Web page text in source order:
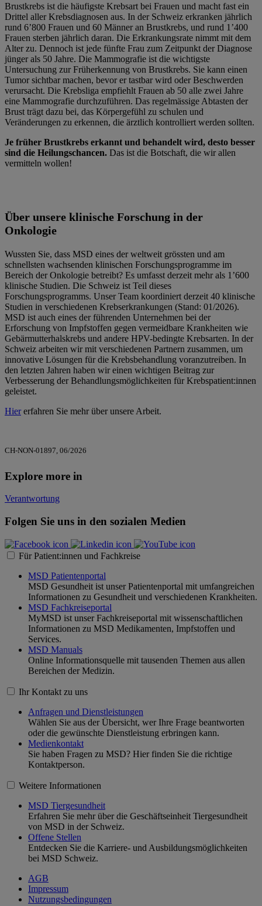
Brustkrebs ist die häufigste Krebsart bei Frauen und macht fast ein
Drittel aller Krebsdiagnosen aus. In der Schweiz erkranken jährlich
rund 6’800 Frauen und 60 Männer an Brustkrebs, und rund 1’400
Frauen sterben jährlich daran. Die Erkrankungsrate nimmt mit dem
Alter zu. Dennoch ist jede fünfte Frau zum Zeitpunkt der Diagnose
jünger als 50 Jahre. Die Mammografie ist die wichtigste
Untersuchung zur Früherkennung von Brustkrebs. Sie kann einen
Tumor sichtbar machen, bevor er tastbar wird oder Beschwerden
verursacht. Die Krebsliga empfiehlt Frauen ab 50 alle zwei Jahre
eine Mammografie durchzuführen. Das regelmässige Abtasten der
Brust trägt dazu bei, das Körpergefühl zu schulen und
Veränderungen zu erkennen, die ärztlich kontrolliert werden sollten.
Je früher Brustkrebs erkannt und behandelt wird, desto besser
sind die Heilungschancen. Das ist die Botschaft, die wir allen
vermitteln wollen!
Über unsere klinische Forschung in der
Onkologie
Wussten Sie, dass MSD eines der weltweit grössten und am
schnellsten wachsenden klinischen Forschungsprogramme im
Bereich der Onkologie betreibt? Es umfasst derzeit mehr als 1’600
klinische Studien. Die Schweiz ist Teil dieses
Forschungsprogramms. Unser Team koordiniert derzeit 40 klinische
Studien in verschiedenen Krebserkrankungen (Stand: 01/2026).
MSD ist auch eines der führenden Unternehmen bei der
Erforschung von Impfstoffen gegen vermeidbare Krankheiten wie
Gebärmutterhalskrebs und andere HPV-bedingte Krebsarten. In der
Schweiz arbeiten wir mit verschiedenen Partnern zusammen, um
innovative Lösungen für die Krebsbehandlung voranzutreiben. In
den letzten Jahren haben wir einen wichtigen Beitrag zur
Verbesserung der Behandlungsmöglichkeiten für Krebspatient:innen
geleistet.
Hiererfahren Sie mehr über unsere Arbeit.
CH-NON-01897, 06/2026
Explore more in
Verantwortung
Folgen Sie uns in den sozialen Medien
Für Patient:innen und Fachkreise
MSD Patientenportal
MSD Gesundheit ist unser Patientenportal mit umfangreichen
Informationen zu Gesundheit und verschiedenen Krankheiten.
MSD Fachkreiseportal
MyMSD ist unser Fachkreiseportal mit wissenschaftlichen
Informationen zu MSD Medikamenten, Impfstoffen und
Services.
MSD Manuals
Online Informationsquelle mit tausenden Themen aus allen
Bereichen der Medizin.
Ihr Kontakt zu uns
Anfragen und Dienstleistungen
Wählen Sie aus der Übersicht, wer Ihre Frage beantworten
oder die gewünschte Dienstleistung erbringen kann.
Medienkontakt
Sie haben Fragen zu MSD? Hier finden Sie die richtige
Kontaktperson.
Weitere Informationen
MSD Tiergesundheit
Erfahren Sie mehr über die Geschäftseinheit Tiergesundheit
von MSD in der Schweiz.
Offene Stellen
Entdecken Sie die Karriere- und Ausbildungsmöglichkeiten
bei MSD Schweiz.
AGB
Impressum
Nutzungsbedingungen